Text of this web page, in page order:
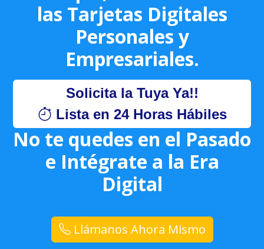
las Tarjetas Digitales
Personales y
Empresariales.
Solicita la Tuya Ya!!
Lista en 24 Horas Hábiles
No te quedes en el Pasado
e Intégrate a la Era
Digital
Llámanos Ahora Mismo